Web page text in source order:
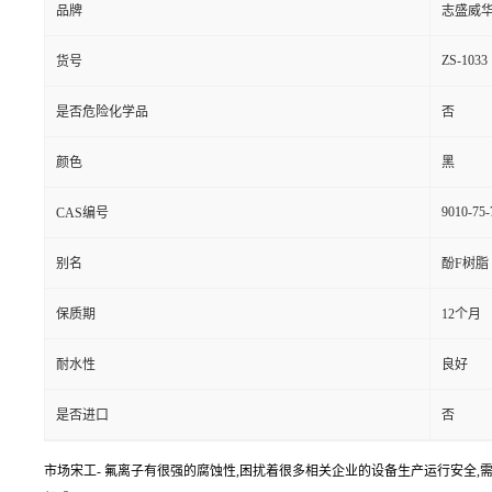
品牌 志盛威
货号 ZS-1033
是否危险化学品 否
颜色 黑
CAS编号 9010-75-
别名 酚F树脂
保质期 12个月
耐水性 良好
是否进口 否
市场宋工- 氟离子有很强的腐蚀性,困扰着很多相关企业的设备生产运行安全,需